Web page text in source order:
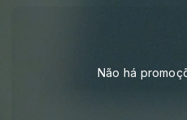
Não há